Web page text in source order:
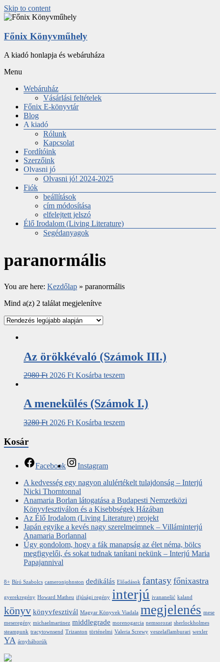
Skip to content
Főnix Könyvműhely
A kiadó honlapja és webáruháza
Menu
Webáruház
Vásárlási feltételek
Főnix E-könyvtár
Blog
A kiadó
Rólunk
Kapcsolat
Fordítóink
Szerzőink
Olvasni jó
Olvasni jó! 2024-2025
Fiók
beállítások
cím módosítása
elfelejtett jelszó
Élő Irodalom (Living Literature)
Segédanyagok
paranormális
You are here: Kezdőlap » paranormális
Mind a(z) 2 találat megjelenítve
Az örökkévaló (Számok III.)
2980Ft 2026 Ft Kosárba teszem
A menekülés (Számok I.)
3280Ft 2026 Ft Kosárba teszem
Kosár
Facebook
Instagram
A kedvesség egy nagyon alulértékelt tulajdonság – Interjú
Nicki Thorntonnal
Anamaria Borlan látogatása a Budapesti Nemzetközi
Könyvfesztiválon és a Kisebbségek Házában
Az Élő Irodalom (Living Literature) projekt
Japán egyike a kevés nagy szerelmeimnek – Villáminterjú
Anamaria Borlannal
Úgy gondolom, hogy a fák manapság az élet néma, bölcs
megfigyelői, és sokat tudnak tanítani nekünk – Interjú Maria
Papajannival
8+ Bíró Szabolcs cameronjohnston dedikálás Előadások fantasy főnixastra
gyerekregény Howard Matheu ifjúsági regény interjú ivananešić kaland
könyv könyvfesztivál Magyar Könyvek Viadala megjelenés mese
meseregény michaelmartinez middlegrade morenogarcia nemsorozat sherlockholmes
steampunk tracytownsend Trizanton történelmi Valeria Screwy veszelaflamburari wexler
YA árnyháborúk